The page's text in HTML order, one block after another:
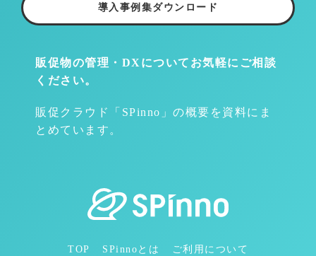
販促物の管理・DXについて お気軽にご相談
ください。
販促クラウド「SPinno」の概要を資料にま
とめています。
導入事例集ダウンロード
TOP SPinnoとは
ご利用について